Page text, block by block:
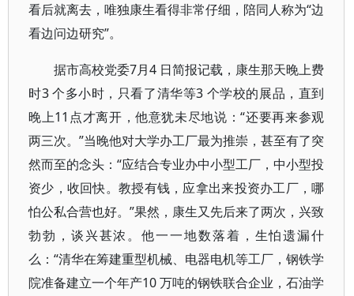
看后就离去，唯独康生看得非常仔细，陪同人称为“边
看边问边研究”。
据市高校党委7月4 日简报记载，康生那天晚上费
时3 个多小时，只看了清华等3 个学校的展品，直到
晚上11点才离开，他意犹未尽地说：“还要再来参观
两三次。”当晚他对大学办工厂最为推崇，甚至有了突
然而至的念头：“应结合专业办中小型工厂，中小型投
资少，收回快。教授有钱，应拿出来投资办工厂，哪
怕公私合营也好。”果然，康生又先后来了两次，兴致
勃勃，谈兴甚浓。他一一地数落着，生怕遗漏什
么：“清华在筹建重型机械、电器电机等工厂，钢铁学
院准备建立一个年产10 万吨的钢铁联合企业，石油学